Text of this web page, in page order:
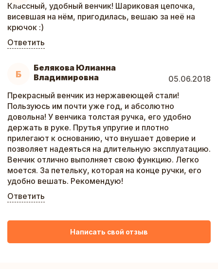
Классный, удобный венчик! Шариковая цепочка,
висевшая на нём, пригодилась, вешаю за неё на
крючок :)
Ответить
Б
Белякова Юлианна
Владимировна
05.06.2018
Прекрасный венчик из нержавеющей стали!
Пользуюсь им почти уже год, и абсолютно
довольна! У венчика толстая ручка, его удобно
держать в руке. Прутья упругие и плотно
прилегают к основанию, что внушает доверие и
позволяет надеяться на длительную эксплуатацию.
Венчик отлично выполняет свою функцию. Легко
моется. За петельку, которая на конце ручки, его
удобно вешать. Рекомендую!
Ответить
Написать свой отзыв